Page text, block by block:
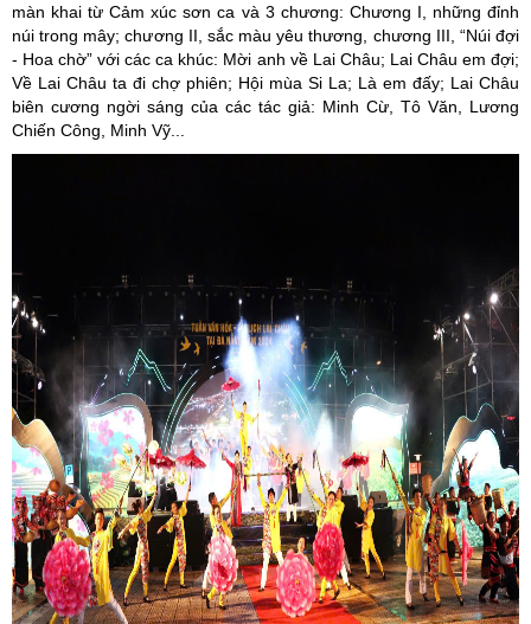
màn khai từ Cảm xúc sơn ca và 3 chương: Chương I, những đỉnh
núi trong mây; chương II, sắc màu yêu thương, chương III, “Núi đợi
- Hoa chờ” với các ca khúc: Mời anh về Lai Châu; Lai Châu em đợi;
Về Lai Châu ta đi chợ phiên; Hội mùa Si La; Là em đấy; Lai Châu
biên cương ngời sáng của các tác giả: Minh Cừ, Tô Văn, Lương
Chiến Công, Minh Vỹ...